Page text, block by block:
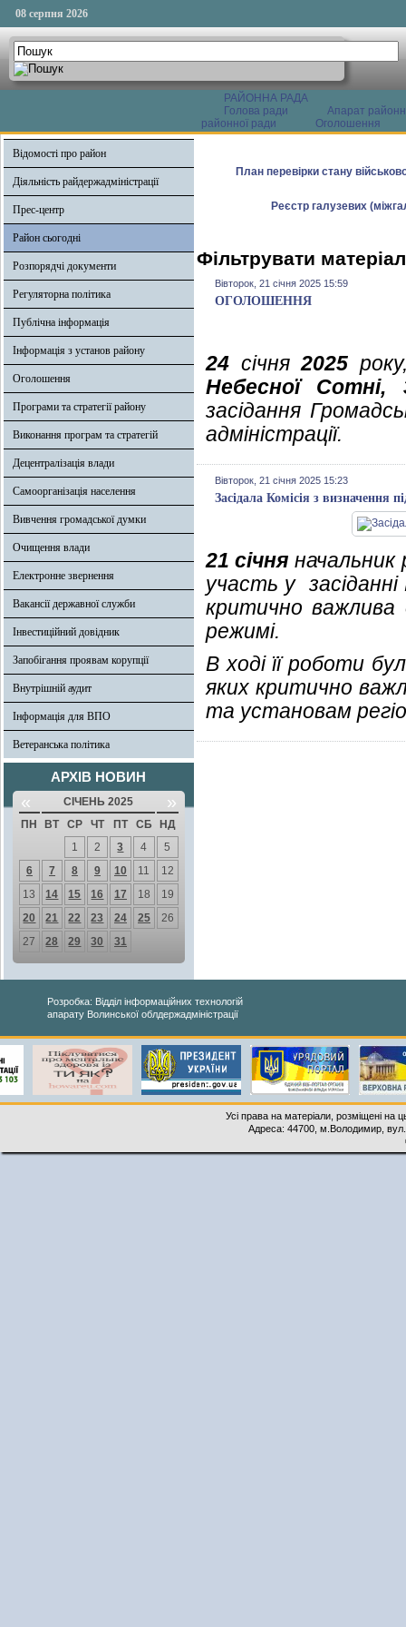
08 серпня 2026
РАЙОННА РАДА
Голова ради
Апарат
районної ради
Оголошення
Відомості про район
Діяльність райдержадміністрації
Прес-центр
Район сьогодні
Розпорядчі документи
Регуляторна політика
Публічна інформація
Інформація з установ району
Оголошення
Програми та стратегії району
Виконання програм та стратегій
Децентралізація влади
Самоорганізація населення
Вивчення громадської думки
Очищення влади
Електронне звернення
Вакансії державної служби
Інвестиційний довідник
Запобігання проявам корупції
Внутрішній аудит
Інформація для ВПО
Ветеранська політика
АРХІВ НОВИН
« СІЧЕНЬ 2025 »
ПН ВТ СР ЧТ ПТ СБ
НД
1
2 3 4
5
6
7 8 9 10 11
12
13
14 15 16 17 18
19
20
21 22 23 24 25
26
27
28 29 30 31
План перевірки стану
Реєстр галузевих
Фільтрувати
Вівторок, 21 січня 2025 15:59
ОГОЛОШЕННЯ
24 січня2025
Небесної Сотні,
засідання
адміністрації.
Вівторок, 21 січня 2025 15:23
Засідала Комісія з визначення
21 січня начальник
участь у засіданні
критично важлива
режимі.
В ході її роботи
яких критично
та установам
Розробка: Відділ інформаційних технологій
апарату Волинської облдержадміністрації
Усі права на матеріали, розміщені на
Адреса: 44700, м.Володимир,